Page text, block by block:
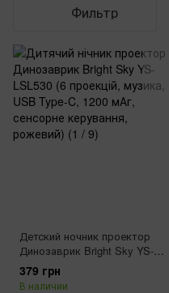
Фильтр
Детский ночник проектор
Динозаврик Bright Sky YS-
LSL530 (6 проекций, музыка,
USB Type-C, 1200 мАч,
379 грн
В наличии